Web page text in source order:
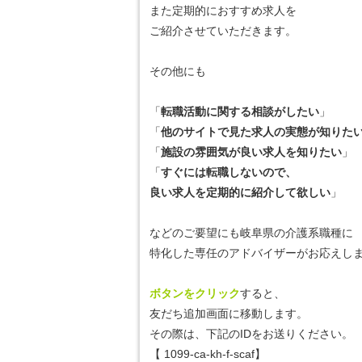
また定期的におすすめ求人を
ご紹介させていただきます。
その他にも
「転職活動に関する相談がしたい 」
「他のサイトで見た求人の実態が知りた
「施設の雰囲気が良い求人を知りたい 」
「すぐには転職しないので、
良い求人を定期的に紹介して欲しい 」
などのご要望にも岐阜県の介護系職種に
特化した専任のアドバイザーがお応えし
ボタンをクリックすると、
友だち追加画面に移動します。
その際は、下記のIDをお送りください。
【 1099-ca-kh-f-scaf】